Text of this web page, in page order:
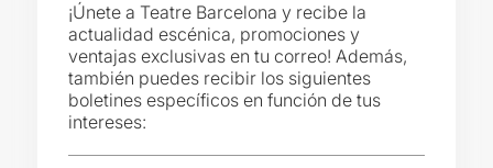
¡Únete a Teatre Barcelona y recibe la
actualidad escénica, promociones y
ventajas exclusivas en tu correo! Además,
también puedes recibir los siguientes
boletines específicos en función de tus
intereses: